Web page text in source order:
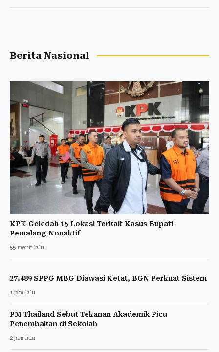
Berita Nasional
KPK Geledah 15 Lokasi Terkait Kasus Bupati
Pemalang Nonaktif
55 menit lalu
27.489 SPPG MBG Diawasi Ketat, BGN Perkuat Sistem
1 jam lalu
PM Thailand Sebut Tekanan Akademik Picu
Penembakan di Sekolah
2 jam lalu